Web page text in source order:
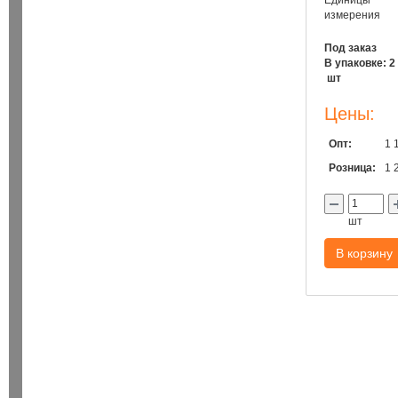
измерения
Под заказ
В упаковке: 2
шт
Цены:
Опт:
1
Розница:
1
шт
В корзину